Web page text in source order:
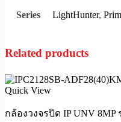
Series LightHunter,
Related products
Quick View
กล้องวงจรปิด IP UNV 8MP